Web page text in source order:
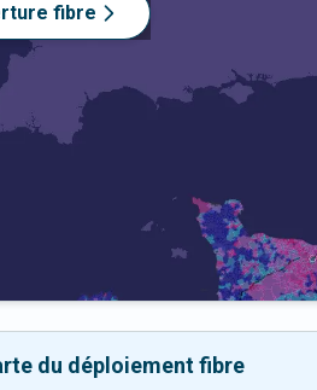
fibre
du déploiement fibre